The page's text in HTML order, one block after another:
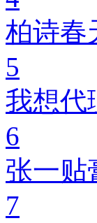
柏诗春
5
我想代
6
张一贴
7